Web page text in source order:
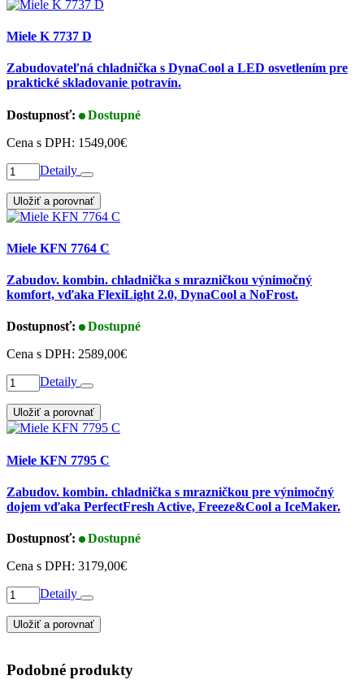
Miele K 7737 D
Zabudovateľná chladnička s DynaCool a LED osvetlením pre
praktické skladovanie potravín.
Dostupnosť:
Dostupné
Cena s DPH: 1549,00€
Detaily
Uložiť a porovnať
Miele KFN 7764 C
Zabudov. kombin. chladnička s mrazničkou výnimočný
komfort, vďaka FlexiLight 2.0, DynaCool a NoFrost.
Dostupnosť:
Dostupné
Cena s DPH: 2589,00€
Detaily
Uložiť a porovnať
Miele KFN 7795 C
Zabudov. kombin. chladnička s mrazničkou pre výnimočný
dojem vďaka PerfectFresh Active, Freeze&Cool a IceMaker.
Dostupnosť:
Dostupné
Cena s DPH: 3179,00€
Detaily
Uložiť a porovnať
Podobné produkty